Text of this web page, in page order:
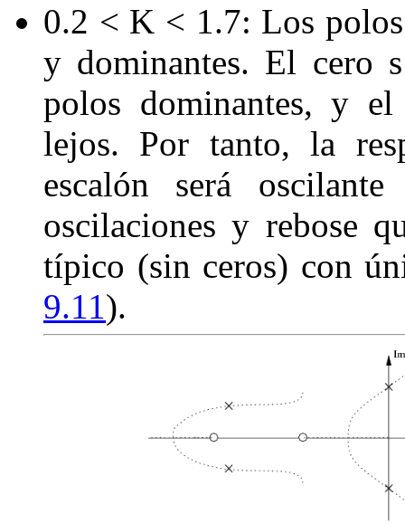
0.2 < K < 1.7: Los
y dominantes. El cero s
polos dominantes, y el
lejos. Por tanto, la
escalón será
oscilaciones y rebose
típico (sin ceros) con
9.11).